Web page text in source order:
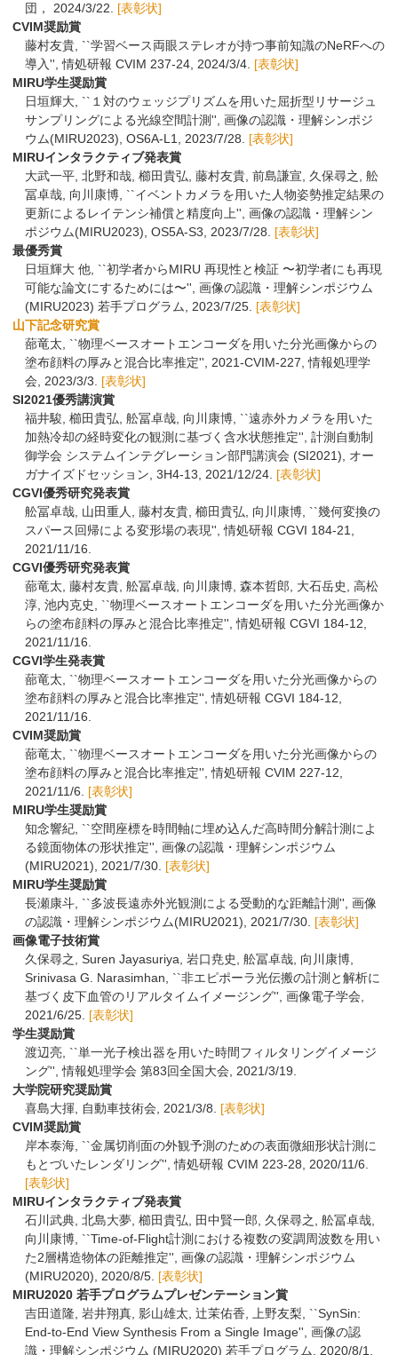
団， 2024/3/22. [表彰状]
CVIM奨励賞
藤村友貴, ``学習ベース両眼ステレオが持つ事前知識のNeRFへの
導入'', 情処研報 CVIM 237-24, 2024/3/4. [表彰状]
MIRU学生奨励賞
日垣輝大, ``１対のウェッジプリズムを用いた屈折型リサージュ
サンプリングによる光線空間計測'', 画像の認識・理解シンポジ
ウム(MIRU2023), OS6A-L1, 2023/7/28. [表彰状]
MIRUインタラクティブ発表賞
大武一平, 北野和哉, 櫛田貴弘, 藤村友貴, 前島謙宣, 久保尋之, 舩
冨卓哉, 向川康博, ``イベントカメラを用いた人物姿勢推定結果の
更新によるレイテンシ補償と精度向上'', 画像の認識・理解シン
ポジウム(MIRU2023), OS5A-S3, 2023/7/28. [表彰状]
最優秀賞
日垣輝大 他, ``初学者からMIRU 再現性と検証 〜初学者にも再現
可能な論文にするためには〜'', 画像の認識・理解シンポジウム
(MIRU2023) 若手プログラム, 2023/7/25. [表彰状]
山下記念研究賞
蔀竜太, ``物理ベースオートエンコーダを用いた分光画像からの
塗布顔料の厚みと混合比率推定'', 2021-CVIM-227, 情報処理学
会, 2023/3/3. [表彰状]
SI2021優秀講演賞
福井駿, 櫛田貴弘, 舩冨卓哉, 向川康博, ``遠赤外カメラを用いた
加熱冷却の経時変化の観測に基づく含水状態推定'', 計測自動制
御学会 システムインテグレーション部門講演会 (SI2021), オー
ガナイズドセッション, 3H4-13, 2021/12/24. [表彰状]
CGVI優秀研究発表賞
舩冨卓哉, 山田重人, 藤村友貴, 櫛田貴弘, 向川康博, ``幾何変換の
スパース回帰による変形場の表現'', 情処研報 CGVI 184-21,
2021/11/16.
CGVI優秀研究発表賞
蔀竜太, 藤村友貴, 舩冨卓哉, 向川康博, 森本哲郎, 大石岳史, 高松
淳, 池内克史, ``物理ベースオートエンコーダを用いた分光画像か
らの塗布顔料の厚みと混合比率推定'', 情処研報 CGVI 184-12,
2021/11/16.
CGVI学生発表賞
蔀竜太, ``物理ベースオートエンコーダを用いた分光画像からの
塗布顔料の厚みと混合比率推定'', 情処研報 CGVI 184-12,
2021/11/16.
CVIM奨励賞
蔀竜太, ``物理ベースオートエンコーダを用いた分光画像からの
塗布顔料の厚みと混合比率推定'', 情処研報 CVIM 227-12,
2021/11/6. [表彰状]
MIRU学生奨励賞
知念響紀, ``空間座標を時間軸に埋め込んだ高時間分解計測によ
る鏡面物体の形状推定'', 画像の認識・理解シンポジウム
(MIRU2021), 2021/7/30. [表彰状]
MIRU学生奨励賞
長瀬康斗, ``多波長遠赤外光観測による受動的な距離計測'', 画像
の認識・理解シンポジウム(MIRU2021), 2021/7/30. [表彰状]
画像電子技術賞
久保尋之, Suren Jayasuriya, 岩口尭史, 舩冨卓哉, 向川康博,
Srinivasa G. Narasimhan, ``非エピポーラ光伝搬の計測と解析に
基づく皮下血管のリアルタイムイメージング'', 画像電子学会,
2021/6/25. [表彰状]
学生奨励賞
渡辺亮, ``単一光子検出器を用いた時間フィルタリングイメージ
ング'', 情報処理学会 第83回全国大会, 2021/3/19.
大学院研究奨励賞
喜島大揮, 自動車技術会, 2021/3/8. [表彰状]
CVIM奨励賞
岸本泰海, ``金属切削面の外観予測のための表面微細形状計測に
もとづいたレンダリング'', 情処研報 CVIM 223-28, 2020/11/6.
[表彰状]
MIRUインタラクティブ発表賞
石川武典, 北島大夢, 櫛田貴弘, 田中賢一郎, 久保尋之, 舩冨卓哉,
向川康博, ``Time-of-Flight計測における複数の変調周波数を用い
た2層構造物体の距離推定'', 画像の認識・理解シンポジウム
(MIRU2020), 2020/8/5. [表彰状]
MIRU2020 若手プログラムプレゼンテーション賞
吉田道隆, 岩井翔真, 影山雄太, 辻茉佑香, 上野友梨, ``SynSin:
End-to-End View Synthesis From a Single Image'', 画像の認
識・理解シンポジウム (MIRU2020) 若手プログラム, 2020/8/1.